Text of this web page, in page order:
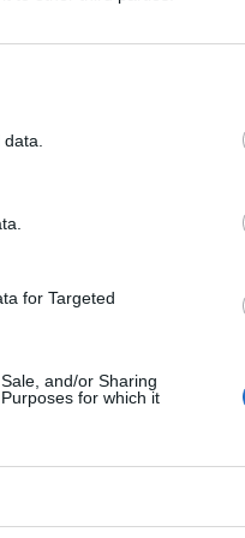
for Targeted
and/or Sharing
for which it
во Реал Мадрид. И
тврид дека Перез
евра.
финансиска
да го обвини –
обидува да нè